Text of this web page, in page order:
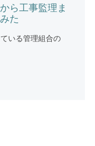
ら工事監理ま
た
いる管理組合の